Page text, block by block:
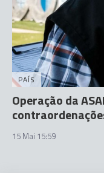
PAÍS
Operação da
15 Mai 15:59